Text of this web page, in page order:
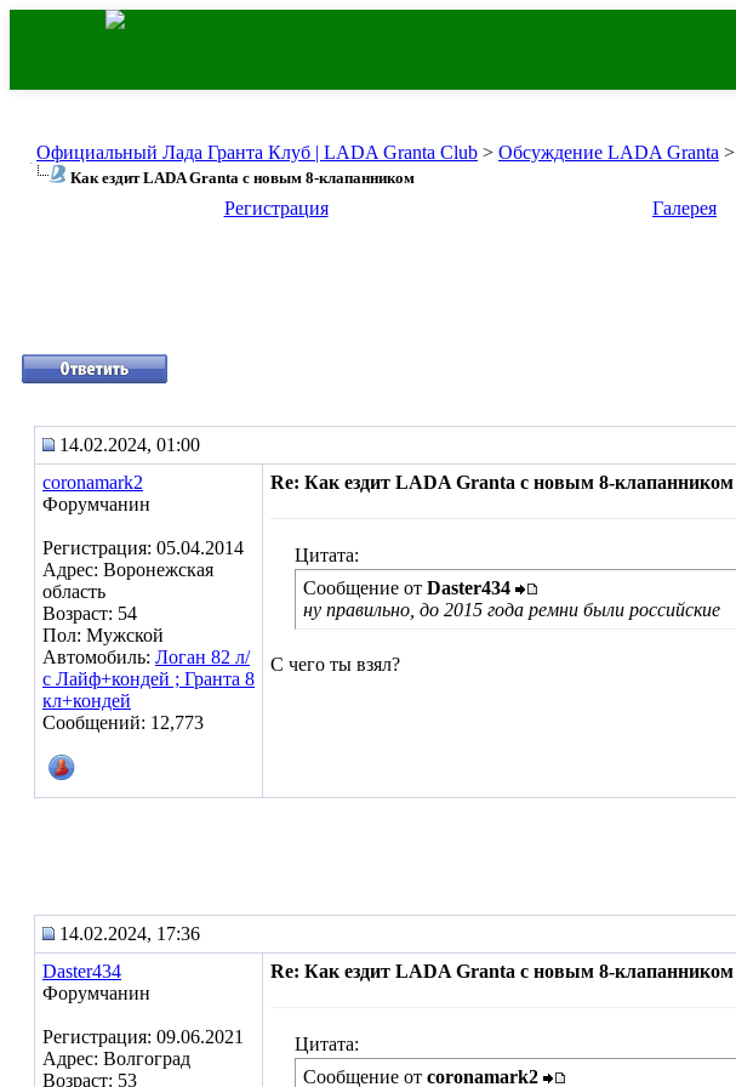
Официальный Лада Гранта Клуб | LADA Granta Club > Обсуждение LADA Granta >
Как ездит LADA Granta с новым 8-клапанником
Регистрация
Галерея
14.02.2024, 01:00
coronamark2
Форумчанин
Регистрация: 05.04.2014
Адрес: Воронежская
область
Возраст: 54
Пол: Мужской
Автомобиль: Логан 82 л/
с Лайф+кондей ; Гранта 8
кл+кондей
Сообщений: 12,773
Re: Как ездит LADA Granta с новым 8-клапанником
Цитата:
Сообщение от Daster434
ну правильно, до 2015 года ремни были российские
С чего ты взял?
14.02.2024, 17:36
Daster434
Форумчанин
Регистрация: 09.06.2021
Адрес: Волгоград
Возраст: 53
Re: Как ездит LADA Granta с новым 8-клапанником
Цитата:
Сообщение от coronamark2